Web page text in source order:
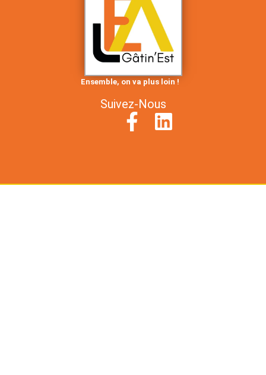
Ensemble, on va plus loin !
Suivez-Nous